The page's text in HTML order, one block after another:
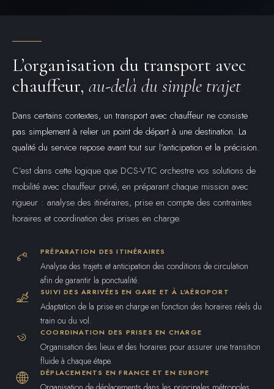
L’organisation du transport avec
chauffeur, au-delà du simple trajet
Dans certains contextes, un transport avec chauffeur ne consiste
pas simplement à relier un point de départ à une destination. La
qualité du service repose avant tout sur l’anticipation et la précision.
C’est dans cette logique que DCS-VTC orchestre vos solutions de
mobilité avec chauffeur privé, en préparant chaque mission avec
rigueur : analyse des itinéraires, prise en compte des contraintes
horaires et coordination des prises en charge.
PRÉPARATION DES ITINÉRAIRES
Analyse des trajets et anticipation des conditions de circulation
afin de garantir la ponctualité.
SUIVI DES ARRIVÉES EN GARE ET À L’AÉROPORT
Adaptation de la prise en charge en fonction des horaires réels du
train ou du vol.
COORDINATION DES PRISES EN CHARGE
Organisation des lieux et des horaires pour assurer une transition
fluide à chaque étape.
DÉPLACEMENTS EN FRANCE ET EN EUROPE